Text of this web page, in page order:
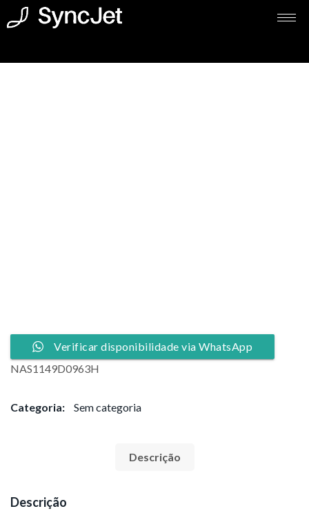
Verificar disponibilidade via WhatsApp
NAS1149D0963H
Categoria: Sem categoria
Descrição
Descrição